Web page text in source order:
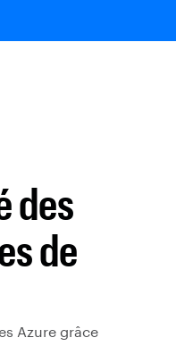
des
de
Azure grâce